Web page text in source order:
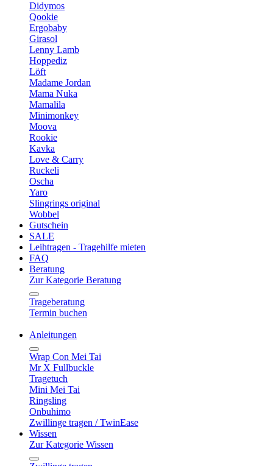
Didymos
Qookie
Ergobaby
Girasol
Lenny Lamb
Hoppediz
Löft
Madame Jordan
Mama Nuka
Mamalila
Minimonkey
Moova
Rookie
Kavka
Love & Carry
Ruckeli
Oscha
Yaro
Slingrings original
Wobbel
Gutschein
SALE
Leihtragen - Tragehilfe mieten
FAQ
Beratung
Zur Kategorie Beratung
Trageberatung
Termin buchen
Anleitungen
Wrap Con Mei Tai
Mr X Fullbuckle
Tragetuch
Mini Mei Tai
Ringsling
Onbuhimo
Zwillinge tragen / TwinEase
Wissen
Zur Kategorie Wissen